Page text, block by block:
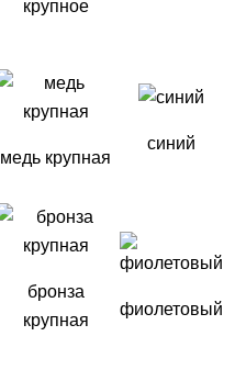
крупное
медь крупная синий
бронза
крупная
фиолетовый